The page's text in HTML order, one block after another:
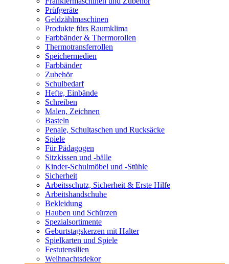
Prüfgeräte
Geldzählmaschinen
Produkte fürs Raumklima
Farbbänder & Thermorollen
Thermotransferrollen
Speichermedien
Farbbänder
Zubehör
Schulbedarf
Hefte, Einbände
Schreiben
Malen, Zeichnen
Basteln
Penale, Schultaschen und Rucksäcke
Spiele
Für Pädagogen
Sitzkissen und -bälle
Kinder-Schulmöbel und -Stühle
Sicherheit
Arbeitsschutz, Sicherheit & Erste Hilfe
Arbeitshandschuhe
Bekleidung
Hauben und Schürzen
Spezialsortimente
Geburtstagskerzen mit Halter
Spielkarten und Spiele
Festutensilien
Weihnachtsdekor